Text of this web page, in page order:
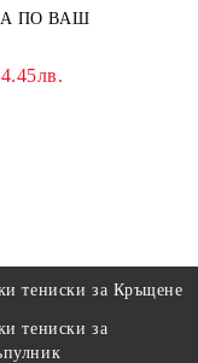
ПО ВАШ
тениски за Кръщене
тениски за